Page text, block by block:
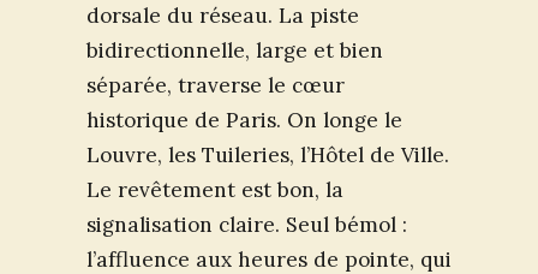
dorsale du réseau. La piste
bidirectionnelle, large et bien
séparée, traverse le cœur
historique de Paris. On longe le
Louvre, les Tuileries, l’Hôtel de Ville.
Le revêtement est bon, la
signalisation claire. Seul bémol :
l’affluence aux heures de pointe, qui